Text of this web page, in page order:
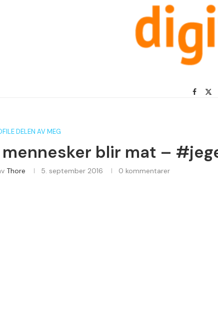
DELEN AV MEG
mennesker blir mat –
Thore 5. september 2016 0 kommentarer